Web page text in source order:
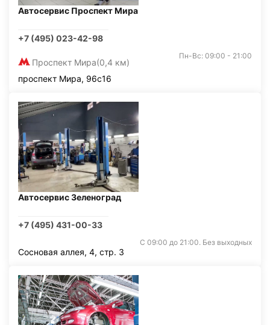
Автосервис Проспект Мира
+7 (495) 023-42-98
Проспект Мира(0,4 км)
Пн-Вс: 09:00 - 21:00
проспект Мира, 96с16
Автосервис Зеленоград
+7 (495) 431-00-33
С 09:00 до 21:00. Без выходных
Сосновая аллея, 4, стр. 3